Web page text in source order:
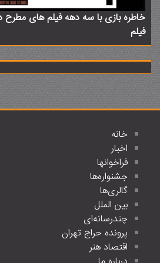
خاطره بازی با سه دهه فیلم های مطرح
فیلم
خانه
اخبار
فراخوانها
جشنواره‌ها
گالری‌ها
بین الملل
چندرسانه‌ای
پرونده حراج تهران
اقتصاد هنر